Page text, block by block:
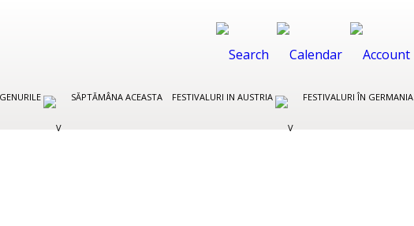
SĂPTĂMÂNA ACEASTA FESTIVALURI IN AUSTRIA FESTIVALURI ÎN GERMANIA